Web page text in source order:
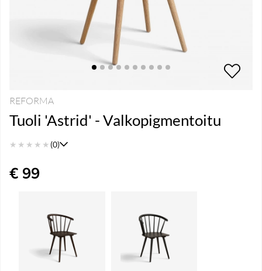
REFORMA
Tuoli 'Astrid' - Valkopigmentoitu
★ ★ ★ ★ ★ (0)
€ 99